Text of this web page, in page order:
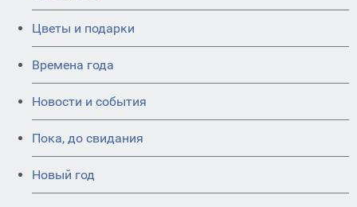
Цветы и подарки
Времена года
Новости и события
Пока, до свидания
Новый год